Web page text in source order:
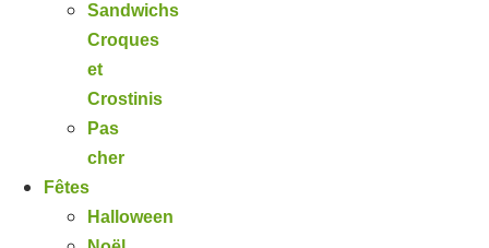
Sandwichs
Croques
et
Crostinis
Pas
cher
Fêtes
Halloween